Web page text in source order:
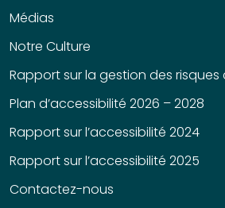
Médias
Notre Culture
Rapport sur la gestion des risques
Plan d’accessibilité 2026 – 2028
Rapport sur l’accessibilité 2024
Rapport sur l’accessibilité 2025
Contactez-nous